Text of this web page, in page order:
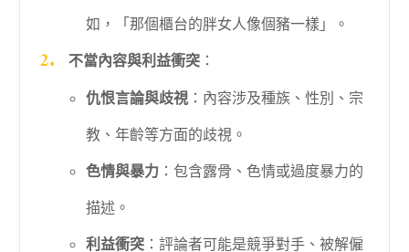
如，「那個櫃台的胖女人像個豬一樣」。
不當內容與利益衝突：
仇恨言論與歧視：內容涉及種族、性別、宗
教、年齡等方面的歧視。
色情與暴力 ：包含露骨、色情或過度暴力的
描述。
利益衝突：評論者可能是競爭對手、被解僱